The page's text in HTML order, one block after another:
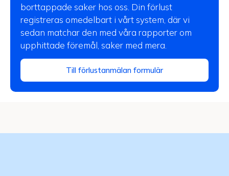
borttappade saker hos oss. Din förlust
registreras omedelbart i vårt system, där vi
sedan matchar den med våra rapporter om
upphittade föremål, saker med mera.
Till förlustanmälan formulär